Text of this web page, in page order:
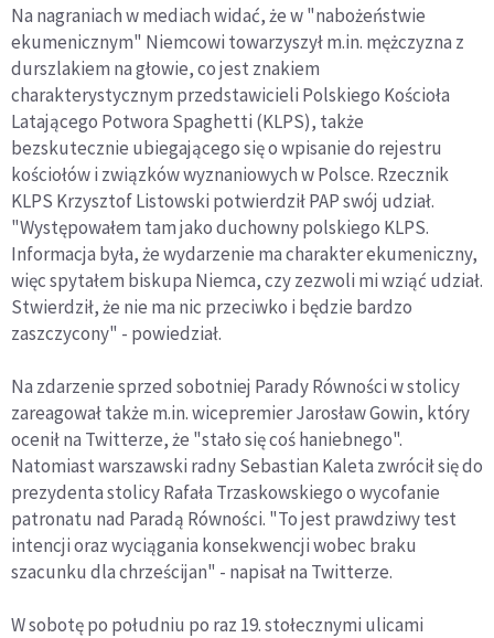
Na nagraniach w mediach widać, że w "nabożeństwie
ekumenicznym" Niemcowi towarzyszył m.in. mężczyzna z
durszlakiem na głowie, co jest znakiem
charakterystycznym przedstawicieli Polskiego Kościoła
Latającego Potwora Spaghetti (KLPS), także
bezskutecznie ubiegającego się o wpisanie do rejestru
kościołów i związków wyznaniowych w Polsce. Rzecznik
KLPS Krzysztof Listowski potwierdził PAP swój udział.
"Występowałem tam jako duchowny polskiego KLPS.
Informacja była, że wydarzenie ma charakter ekumeniczny,
więc spytałem biskupa Niemca, czy zezwoli mi wziąć udział.
Stwierdził, że nie ma nic przeciwko i będzie bardzo
zaszczycony" - powiedział.
Na zdarzenie sprzed sobotniej Parady Równości w stolicy
zareagował także m.in. wicepremier Jarosław Gowin, który
ocenił na Twitterze, że "stało się coś haniebnego".
Natomiast warszawski radny Sebastian Kaleta zwrócił się do
prezydenta stolicy Rafała Trzaskowskiego o wycofanie
patronatu nad Paradą Równości. "To jest prawdziwy test
intencji oraz wyciągania konsekwencji wobec braku
szacunku dla chrześcijan" - napisał na Twitterze.
W sobotę po południu po raz 19. stołecznymi ulicami